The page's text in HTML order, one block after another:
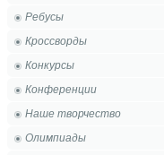
Ребусы
Кроссворды
Конкурсы
Конференции
Наше творчество
Олимпиады